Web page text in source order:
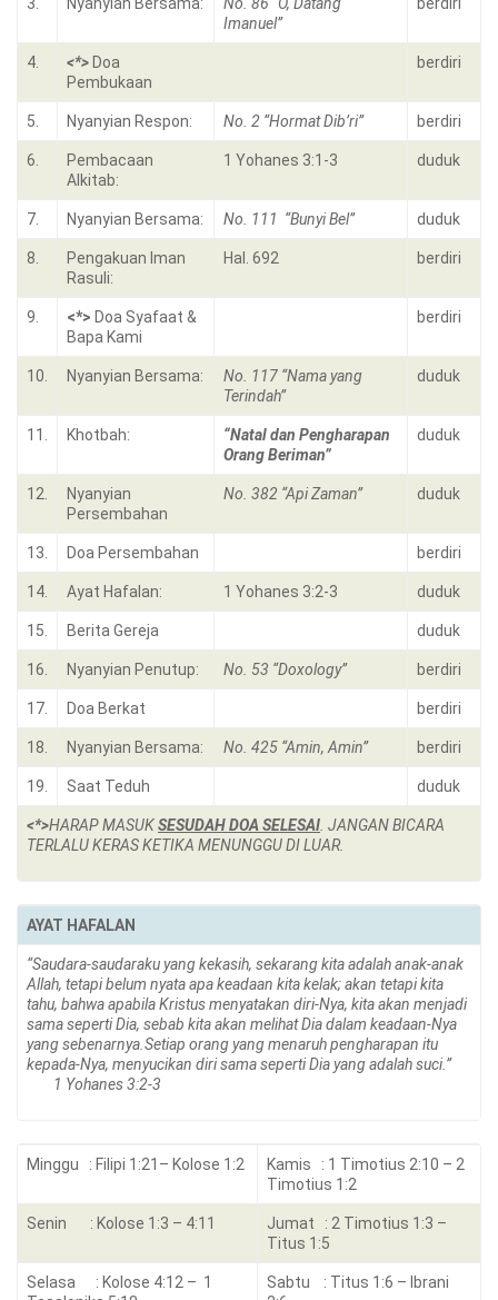
Imanuel”
4. <*> Doa
Pembukaan
berdiri
5. Nyanyian Respon: No. 2 “Hormat Dib’ri” berdiri
6.
Pembacaan
Alkitab:
1 Yohanes 3:1-3 duduk
7. Nyanyian Bersama: No. 111 “Bunyi Bel” duduk
8.
Pengakuan Iman
Rasuli:
Hal. 692 berdiri
9. <*> Doa Syafaat &
Bapa Kami
berdiri
10. Nyanyian Bersama:
No. 117 “Nama yang
Terindah”
duduk
11. Khotbah:
“Natal dan Pengharapan
Orang Beriman”
duduk
12.
Nyanyian
Persembahan
No. 382 “Api Zaman” duduk
13. Doa Persembahan berdiri
14. Ayat Hafalan: 1 Yohanes 3:2-3 duduk
15. Berita Gereja duduk
16. Nyanyian Penutup: No. 53 “Doxology” berdiri
17. Doa Berkat berdiri
18. Nyanyian Bersama: No. 425 “Amin, Amin” berdiri
19. Saat Teduh duduk
<*>HARAP MASUKSESUDAH DOA SELESAI . JANGAN BICARA
TERLALU KERAS KETIKA MENUNGGU DI LUAR.
AYAT HAFALAN
“Saudara-saudaraku yang kekasih, sekarang kita adalah anak-anak
Allah, tetapi belum nyata apa keadaan kita kelak; akan tetapi kita
tahu, bahwa apabila Kristus menyatakan diri-Nya, kita akan menjadi
sama seperti Dia, sebab kita akan melihat Dia dalam keadaan-Nya
yang sebenarnya.Setiap orang yang menaruh pengharapan itu
kepada-Nya, menyucikan diri sama seperti Dia yang adalah suci.”
1 Yohanes 3:2-3
Minggu : Filipi 1:21– Kolose 1:2
Kamis : 1 Timotius 2:10 – 2
Timotius 1:2
Senin : Kolose 1:3 – 4:11
Jumat : 2 Timotius 1:3 –
Titus 1:5
Selasa : Kolose 4:12 – 1
Sabtu : Titus 1:6 – Ibrani